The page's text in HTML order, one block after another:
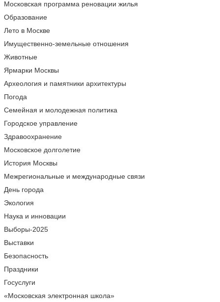
Московская программа реновации жилья
Образование
Лето в Москве
Имущественно-земельные отношения
Животные
Ярмарки Москвы
Археология и памятники архитектуры
Погода
Семейная и молодежная политика
Городское управление
Здравоохранение
Московское долголетие
История Москвы
Межрегиональные и международные связи
День города
Экология
Наука и инновации
Выборы-2025
Выставки
Безопасность
Праздники
Госуслуги
«Московская электронная школа»